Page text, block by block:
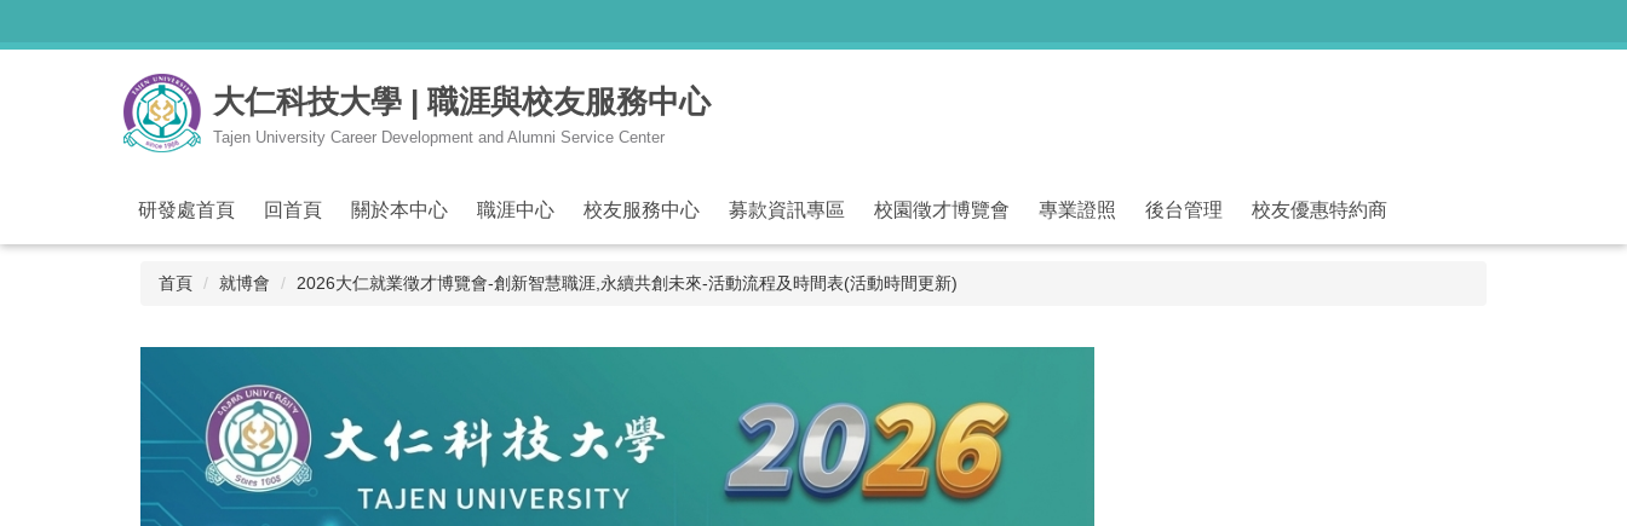
大仁科技大學 | 職涯與校友服務中心
Tajen University Career Development and Alumni Service Center
研發處首頁 回首頁 關於本中心 職涯中心 校友服務中心 募款資訊專區 校園徵才博覽會 專業證照 後台管理 校友優惠特約商
首頁 就博會 2026大仁就業徵才博覽會-創新智慧職涯,永續共創未來-活動流程及時間表(活動時間更新)